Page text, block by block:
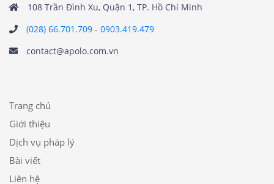
108 Trần Đình Xu, Quận 1, TP. Hồ Chí Minh
(028) 66.701.709 - 0903.419.479
contact@apolo.com.vn
Trang chủ
Giới thiệu
Dịch vụ pháp lý
Bài viết
Liên hệ